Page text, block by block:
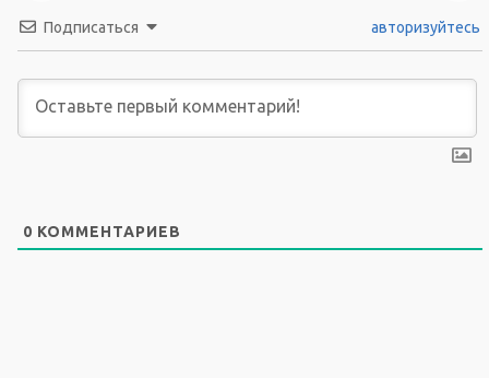
Подписаться авторизуйтесь
0 КОММЕНТАРИЕВ